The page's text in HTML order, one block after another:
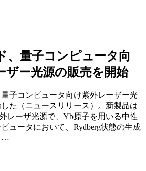
、量子コンピュータ向
ザー光源の販売を開始
子コンピュータ向け紫外レーザー光
た（ニュースリリース）。新製品は
レーザ光源で、Yb原子を用いる中性
ュータにおいて、Rydberg状態の生成
…